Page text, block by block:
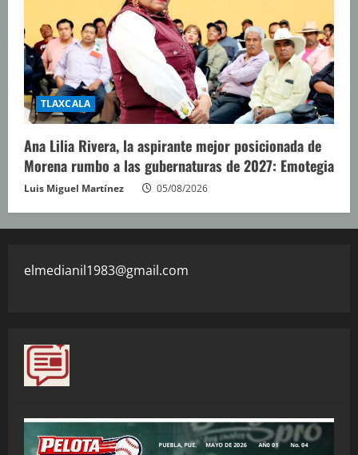
TLAXCALA
Ana Lilia Rivera, la aspirante mejor posicionada de
Morena rumbo a las gubernaturas de 2027: Emotegia
Luis Miguel Martínez 05/08/2026
elmedianil1983@gmail.com